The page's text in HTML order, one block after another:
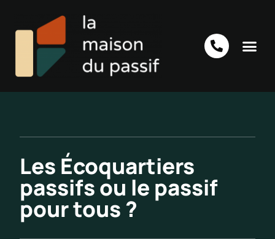
Les Écoquartiers
passifs ou le passif
pour tous ?